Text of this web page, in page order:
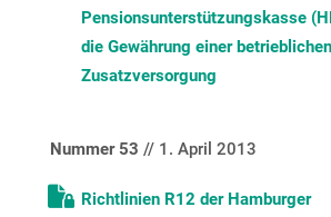
Pensionsunterstützungskasse
die Gewährung einer betrieblichen
Zusatzversorgung
Nummer 53 // 1. April 2013
Richtlinien R12 der Hamburger